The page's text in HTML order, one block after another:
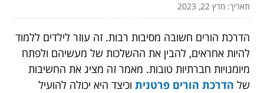
תאריך: מרץ 22, 2023
הדרכת הורים חשובה מסיבות רבות. זה עוזר לילדים ללמוד
להיות אחראים, להבין את ההשלכות של מעשיהם ולפתח
מיומנויות חברתיות טובות. מאמר זה מציג את החשיבות
של הדרכת הורים פרטנית וכיצד היא יכולה להועיל